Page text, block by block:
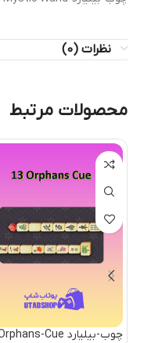
نظرات (0)
محصولات مرتبط
چوب-بیلیارد 13Orphans-Cue